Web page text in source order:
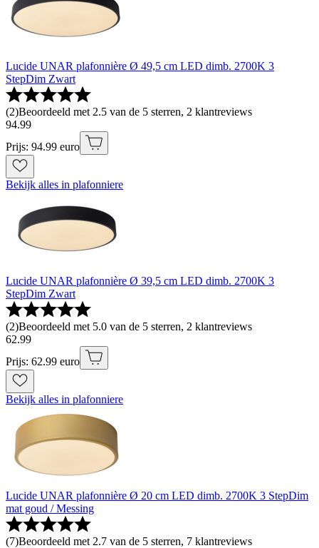
Lucide UNAR plafonnière Ø 49,5 cm LED dimb. 2700K 3
StepDim Zwart
(2)Beoordeeld met 2.5 van de 5 sterren, 2 klantreviews
94.99
Prijs: 94.99 euro
Bekijk alles in plafonniere
Lucide UNAR plafonnière Ø 39,5 cm LED dimb. 2700K 3
StepDim Zwart
(2)Beoordeeld met 5.0 van de 5 sterren, 2 klantreviews
62.99
Prijs: 62.99 euro
Bekijk alles in plafonniere
Lucide UNAR plafonnière Ø 20 cm LED dimb. 2700K 3 StepDim
mat goud / Messing
(7)Beoordeeld met 2.7 van de 5 sterren, 7 klantreviews